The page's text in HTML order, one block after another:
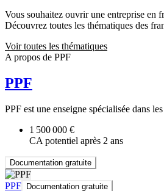
Vous souhaitez ouvrir une entreprise en
Découvrez toutes les thématiques des
Voir toutes les thématiques
A propos de PPF
PPF
PPF est une enseigne spécialisée dans
1 500 000 €
CA potentiel après 2 ans
Documentation gratuite
PPF Documentation gratuite